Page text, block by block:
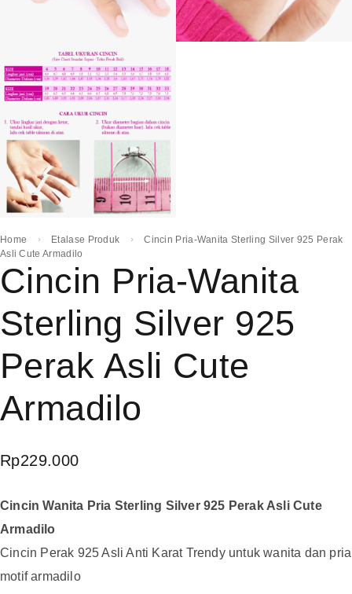
Home Etalase Produk
Cincin Pria-Wanita Sterling Silver 925 Perak
Asli Cute Armadilo
Cincin Pria-Wanita
Sterling Silver 925
Perak Asli Cute
Armadilo
Rp229.000
Cincin Wanita Pria Sterling Silver 925 Perak Asli Cute
Armadilo
Cincin Perak 925 Asli Anti Karat Trendy untuk wanita dan pria
motif armadilo